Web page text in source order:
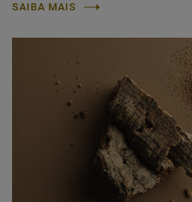
SAIBA MAIS